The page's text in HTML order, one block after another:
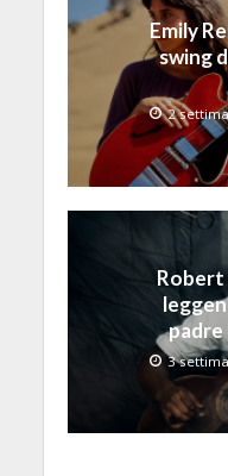
Emily
swing
2
Robert
padre
3